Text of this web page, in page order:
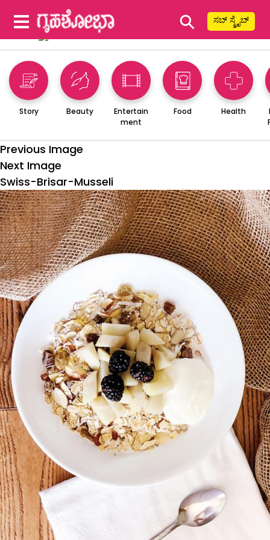
⚲ ಸಬ್ ಸ್ಕ್ರೈಬ್
Story Beauty
Entertain
ment
Food Health
Previous Image
Next Image
Swiss-Brisar-Musseli